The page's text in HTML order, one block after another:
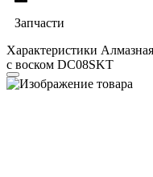
Запчасти
Характеристики
с воском DC08SKT